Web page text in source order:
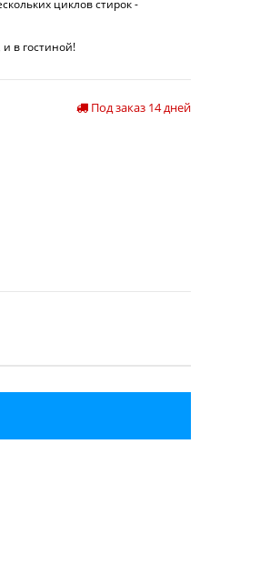
циклов стирок -
в гостиной!
Под заказ 14 дней